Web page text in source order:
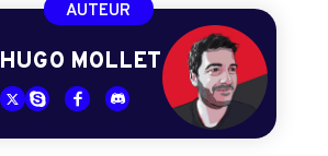
AUTEUR
HUGO MOLLET